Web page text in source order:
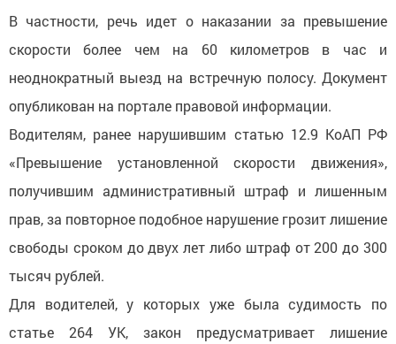
В частности, речь идет о наказании за превышение
скорости более чем на 60 километров в час и
неоднократный выезд на встречную полосу. Документ
опубликован на портале правовой информации.
Водителям, ранее нарушившим статью 12.9 КоАП РФ
«Превышение установленной скорости движения»,
получившим административный штраф и лишенным
прав, за повторное подобное нарушение грозит лишение
свободы сроком до двух лет либо штраф от 200 до 300
тысяч рублей.
Для водителей, у которых уже была судимость по
статье 264 УК, закон предусматривает лишение